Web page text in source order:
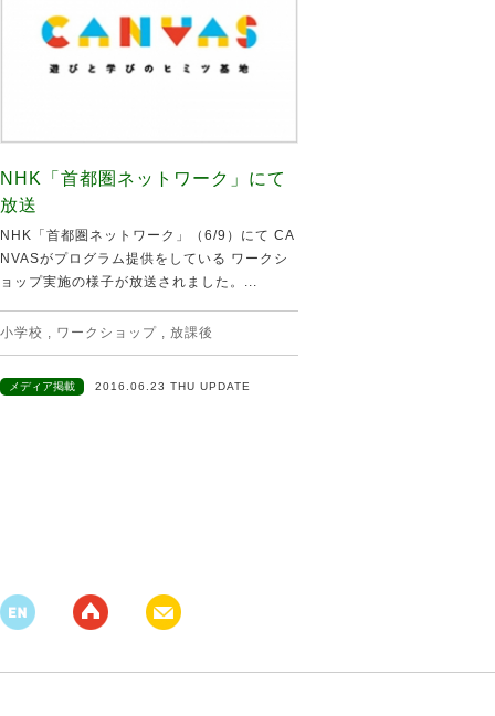
NHK「首都圏ネットワーク」にて
放送
NHK「首都圏ネットワーク」（6/9）にて CA
NVASがプログラム提供をしている ワークシ
ョップ実施の様子が放送されました。...
小学校 , ワークショップ , 放課後
メディア掲載 2016.06.23 THU UPDATE